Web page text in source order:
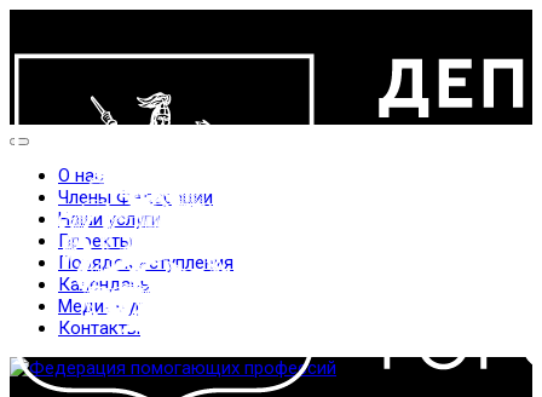
О нас
Члены Федерации
Наши услуги
Проекты
Порядок вступления
Календарь
Медиажурнал
Контакты